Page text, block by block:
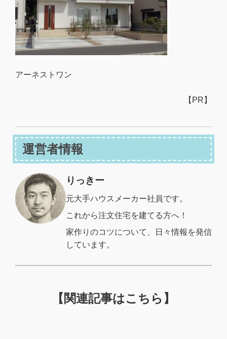
アーネストワン
【PR】
運営者情報
りっきー
元大手ハウスメーカー社員です。
これから注文住宅を建てる方へ！
家作りのコツについて、日々情報を発信
しています。
【関連記事はこちら】